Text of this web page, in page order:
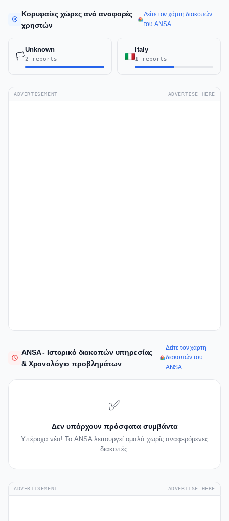
Κορυφαίες χώρες ανά αναφορές
χρηστών
Δείτε τον χάρτη διακοπών
του ANSA
🏳️
Unknown
2 reports
Italy
1 reports
ADVERTISEMENT ADVERTISE HERE
ANSA - Ιστορικό διακοπών υπηρεσίας
& Χρονολόγιο προβλημάτων
Δείτε τον χάρτη
διακοπών του
ANSA
✅
Δεν υπάρχουν πρόσφατα συμβάντα
Υπέροχα νέα! Το ANSA λειτουργεί ομαλά χωρίς αναφερόμενες
διακοπές.
ADVERTISEMENT ADVERTISE HERE